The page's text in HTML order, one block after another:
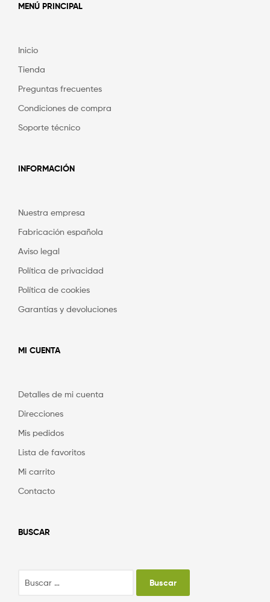
MENÚ PRINCIPAL
Inicio
Tienda
Preguntas frecuentes
Condiciones de compra
Soporte técnico
INFORMACIÓN
Nuestra empresa
Fabricación española
Aviso legal
Política de privacidad
Política de cookies
Garantías y devoluciones
MI CUENTA
Detalles de mi cuenta
Direcciones
Mis pedidos
Lista de favoritos
Mi carrito
Contacto
BUSCAR